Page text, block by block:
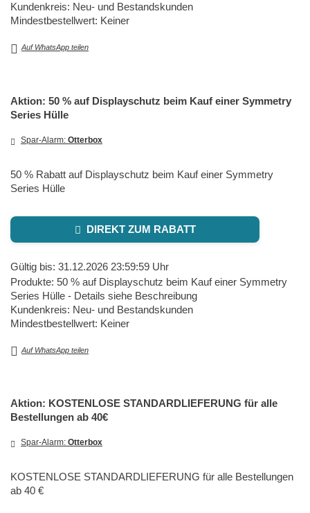
Kundenkreis: Neu- und Bestandskunden
Mindestbestellwert: Keiner
Auf WhatsApp teilen
Aktion: 50 % auf Displayschutz beim Kauf einer Symmetry
Series Hülle
Spar-Alarm: Otterbox
50 % Rabatt auf Displayschutz beim Kauf einer Symmetry
Series Hülle
DIREKT ZUM RABATT
Gültig bis: 31.12.2026 23:59:59 Uhr
Produkte: 50 % auf Displayschutz beim Kauf einer Symmetry
Series Hülle - Details siehe Beschreibung
Kundenkreis: Neu- und Bestandskunden
Mindestbestellwert: Keiner
Auf WhatsApp teilen
Aktion: KOSTENLOSE STANDARDLIEFERUNG für alle
Bestellungen ab 40€
Spar-Alarm: Otterbox
KOSTENLOSE STANDARDLIEFERUNG für alle Bestellungen
ab 40 €